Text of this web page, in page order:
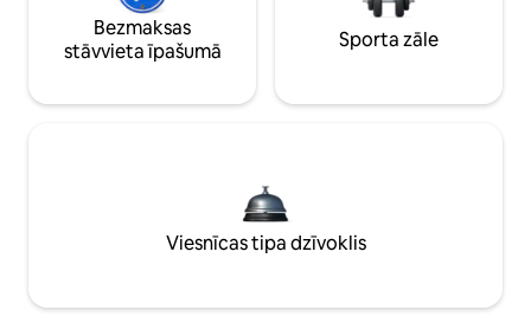
Bezmaksas
stāvvieta īpašumā
Sporta zāle
Viesnīcas tipa dzīvoklis